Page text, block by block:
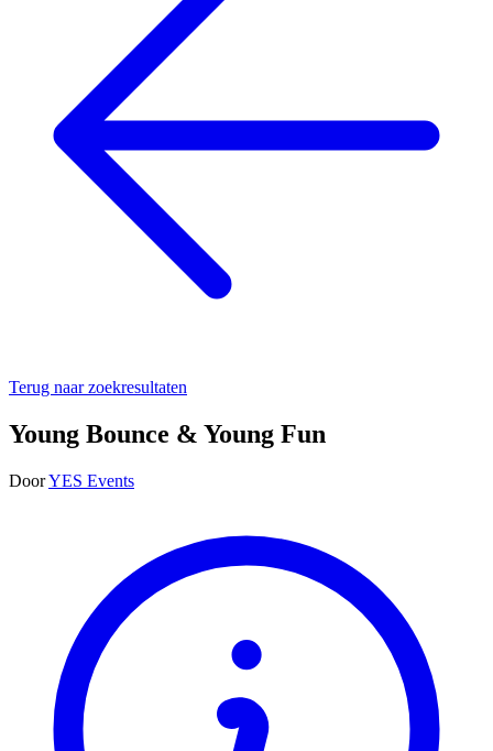
Terug naar zoekresultaten
Young Bounce & Young Fun
DoorYES Events